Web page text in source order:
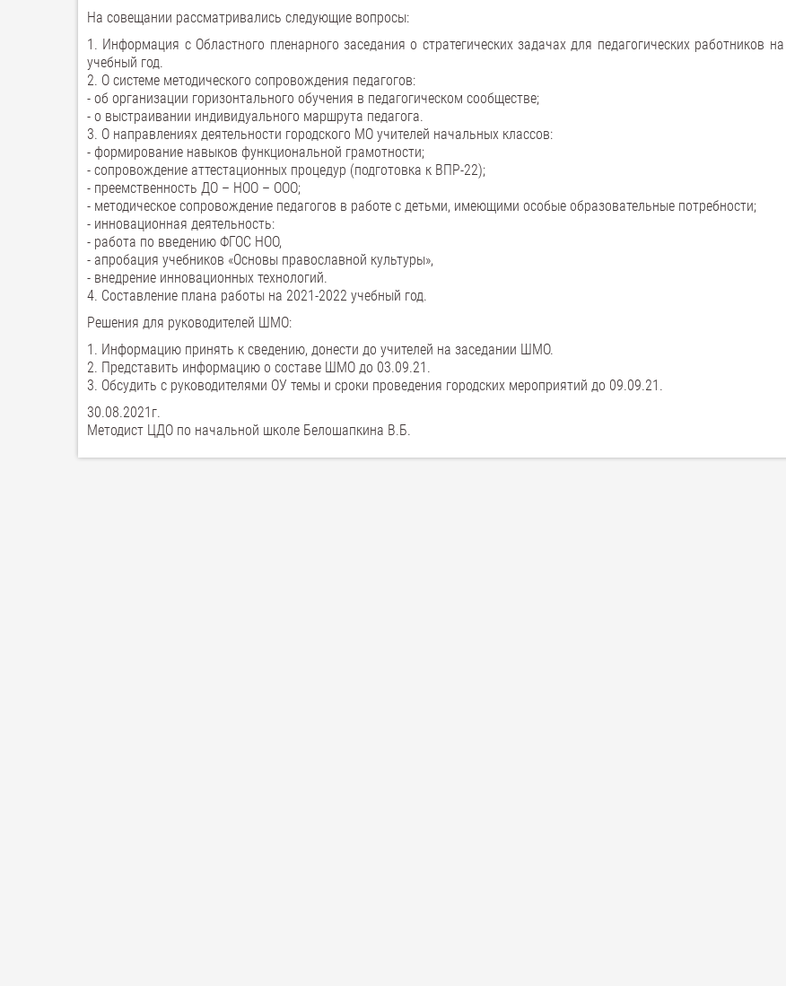
На совещании рассматривались следующие вопросы:
1. Информация с Областного пленарного заседания о стратегических задачах для педагогических работников
учебный год.
2. О системе методического сопровождения педагогов:
- об организации горизонтального обучения в педагогическом сообществе;
- о выстраивании индивидуального маршрута педагога.
3. О направлениях деятельности городского МО учителей начальных классов:
- формирование навыков функциональной грамотности;
- сопровождение аттестационных процедур (подготовка к ВПР-22);
- преемственность ДО – НОО – ООО;
- методическое сопровождение педагогов в работе с детьми, имеющими особые образовательные потребности;
- инновационная деятельность:
- работа по введению ФГОС НОО,
- апробация учебников «Основы православной культуры»,
- внедрение инновационных технологий.
4. Составление плана работы на 2021-2022 учебный год.
Решения для руководителей ШМО:
1. Информацию принять к сведению, донести до учителей на заседании ШМО.
2. Представить информацию о составе ШМО до 03.09.21.
3. Обсудить с руководителями ОУ темы и сроки проведения городских мероприятий до 09.09.21.
30.08.2021г.
Методист ЦДО по начальной школе Белошапкина В.Б.